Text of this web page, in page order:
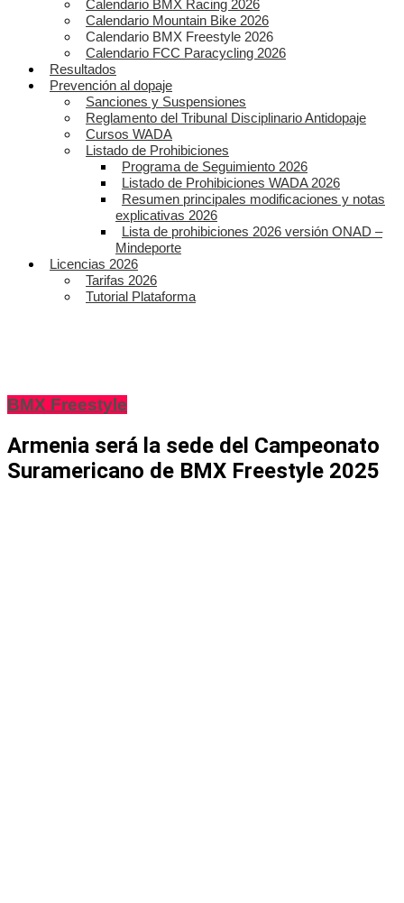
Calendario BMX Racing 2026
Calendario Mountain Bike 2026
Calendario BMX Freestyle 2026
Calendario FCC Paracycling 2026
Resultados
Prevención al dopaje
Sanciones y Suspensiones
Reglamento del Tribunal Disciplinario Antidopaje
Cursos WADA
Listado de Prohibiciones
Programa de Seguimiento 2026
Listado de Prohibiciones WADA 2026
Resumen principales modificaciones y notas
explicativas 2026
Lista de prohibiciones 2026 versión ONAD –
Mindeporte
Licencias 2026
Tarifas 2026
Tutorial Plataforma
BMX Freestyle
Armenia será la sede del Campeonato
Suramericano de BMX Freestyle 2025